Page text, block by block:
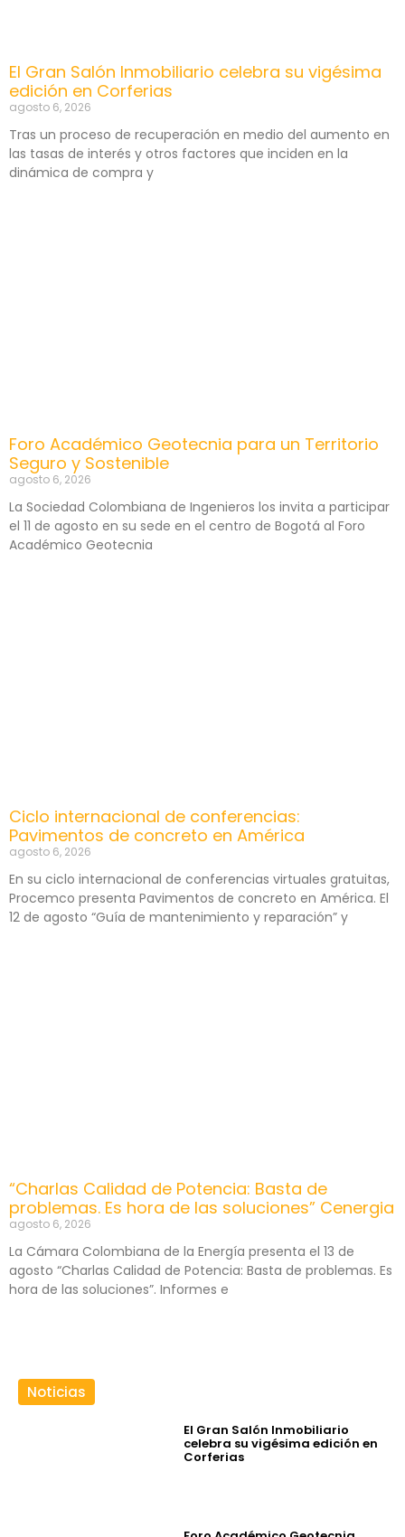
El Gran Salón Inmobiliario celebra su vigésima
edición en Corferias
agosto 6, 2026
Tras un proceso de recuperación en medio del aumento en
las tasas de interés y otros factores que inciden en la
dinámica de compra y
Foro Académico Geotecnia para un Territorio
Seguro y Sostenible
agosto 6, 2026
La Sociedad Colombiana de Ingenieros los invita a participar
el 11 de agosto en su sede en el centro de Bogotá al Foro
Académico Geotecnia
Ciclo internacional de conferencias:
Pavimentos de concreto en América
agosto 6, 2026
En su ciclo internacional de conferencias virtuales gratuitas,
Procemco presenta Pavimentos de concreto en América. El
12 de agosto “Guía de mantenimiento y reparación” y
“Charlas Calidad de Potencia: Basta de
problemas. Es hora de las soluciones” Cenergia
agosto 6, 2026
La Cámara Colombiana de la Energía presenta el 13 de
agosto “Charlas Calidad de Potencia: Basta de problemas. Es
hora de las soluciones”. Informes e
Noticias
El Gran Salón Inmobiliario
celebra su vigésima edición en
Corferias